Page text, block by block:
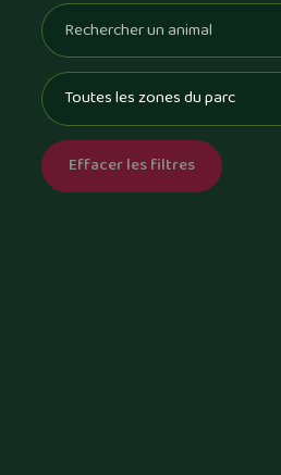
Rechercher un animal
Filtrer par zone du parc
Effacer les filtres